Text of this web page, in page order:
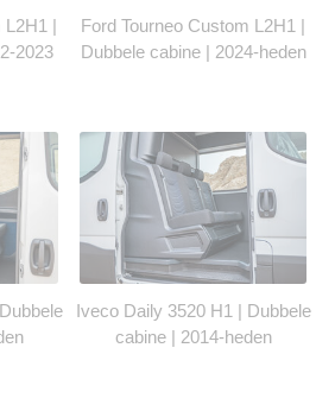
L2H1 |
2023
Ford Tourneo Custom L2H1 |
Dubbele cabine | 2024-heden
Iveco Daily 3520 H1 | Dubbele
cabine | 2014-heden